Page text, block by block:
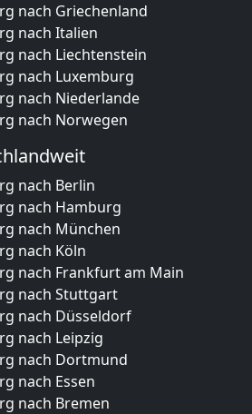
nach Griechenland
nach Italien
nach Liechtenstein
nach Luxemburg
nach Niederlande
nach Norwegen
nach Berlin
nach Hamburg
nach München
nach Köln
nach Frankfurt am Main
nach Stuttgart
nach Düsseldorf
nach Leipzig
nach Dortmund
nach Essen
nach Bremen